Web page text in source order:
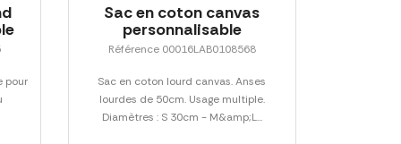
pour
Sac en coton canvas
personnalisable
Référence 00016LAB0108568
Sac en coton lourd canvas. Anses
lourdes de 50cm. Usage multiple.
Diamètres : S 30cm - M&amp;L...